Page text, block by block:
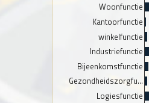
Woonfunctie
Kantoorfunctie
winkelfunctie
Industriefunctie
Bijeenkomstfunctie
Gezondheidszorgfu…
Logiesfunctie